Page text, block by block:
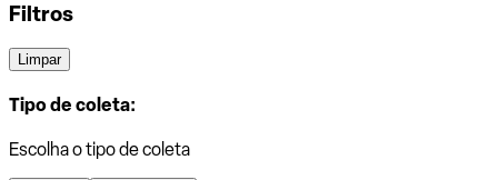
Filtros
Limpar
Tipo de coleta:
Escolha o tipo de coleta